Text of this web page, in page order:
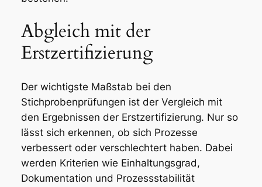
Abgleich mit der
Erstzertifizierung
Der wichtigste Maßstab bei den
Stichprobenprüfungen ist der Vergleich mit
den Ergebnissen der Erstzertifizierung. Nur so
lässt sich erkennen, ob sich Prozesse
verbessert oder verschlechtert haben. Dabei
werden Kriterien wie Einhaltungsgrad,
Dokumentation und Prozessstabilität